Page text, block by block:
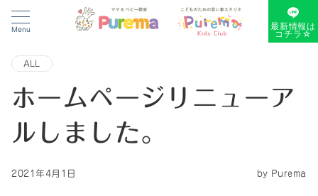
Menu 最新情報は
コチラ☆
ALL
ホームページリニューア
ルしました。
2021年4月1日 by Purema